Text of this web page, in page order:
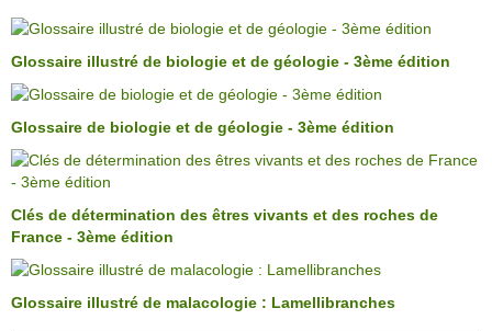
Glossaire illustré de biologie et de géologie - 3ème édition
Glossaire de biologie et de géologie - 3ème édition
Clés de détermination des êtres vivants et des roches de
France - 3ème édition
Glossaire illustré de malacologie : Lamellibranches